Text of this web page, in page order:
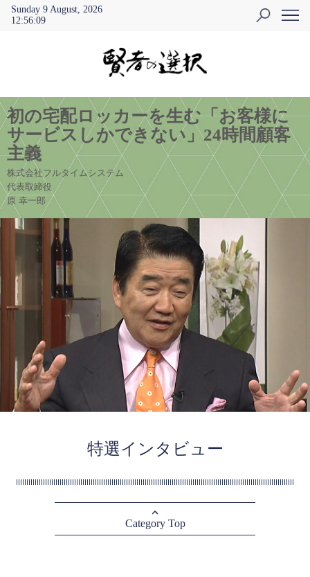
Sunday 9 August, 2026
12:56:09
初の宅配ロッカーを生む「お客様に
サービスしかできない」24時間顧客
主義
株式会社フルタイムシステム
代表取締役
原 幸一郎
特選インタビュー
Category Top